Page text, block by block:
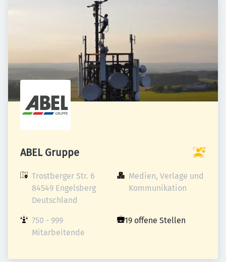
ABEL Gruppe
Trostberger Str. 6
84549 Engelsberg
Deutschland
Medien, Verlage und
Kommunikation
750 - 999
Mitarbeitende
19 offene Stellen